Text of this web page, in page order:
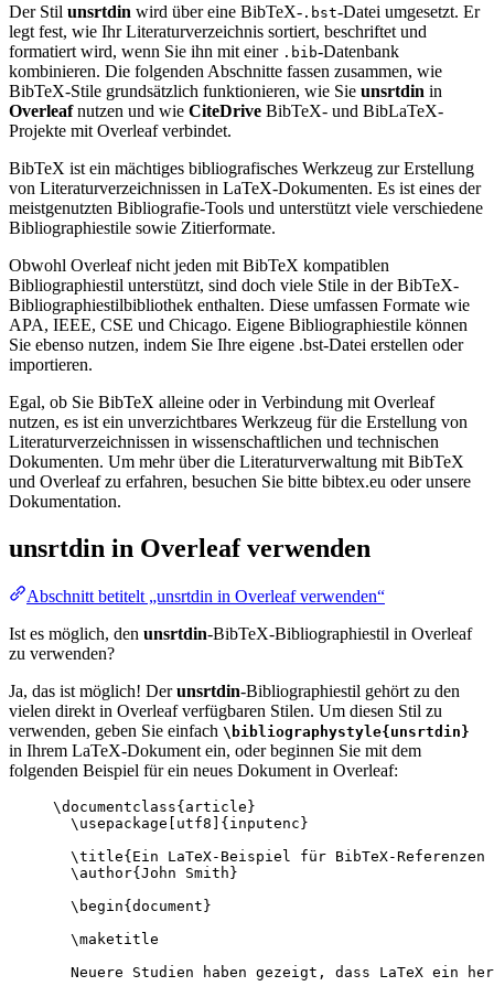
Der Stil unsrtdin wird über eine BibTeX- .bst-Datei umgesetzt. Er
legt fest, wie Ihr Literaturverzeichnis sortiert, beschriftet und
formatiert wird, wenn Sie ihn mit einer .bib-Datenbank
kombinieren. Die folgenden Abschnitte fassen zusammen, wie
BibTeX-Stile grundsätzlich funktionieren, wie Sie unsrtdin in
Overleafnutzen und wie CiteDrive BibTeX- und BibLaTeX-
Projekte mit Overleaf verbindet.
BibTeX ist ein mächtiges bibliografisches Werkzeug zur Erstellung
von Literaturverzeichnissen in LaTeX-Dokumenten. Es ist eines der
meistgenutzten Bibliografie-Tools und unterstützt viele verschiedene
Bibliographiestile sowie Zitierformate.
Obwohl Overleaf nicht jeden mit BibTeX kompatiblen
Bibliographiestil unterstützt, sind doch viele Stile in der BibTeX-
Bibliographiestilbibliothek enthalten. Diese umfassen Formate wie
APA, IEEE, CSE und Chicago. Eigene Bibliographiestile können
Sie ebenso nutzen, indem Sie Ihre eigene .bst-Datei erstellen oder
importieren.
Egal, ob Sie BibTeX alleine oder in Verbindung mit Overleaf
nutzen, es ist ein unverzichtbares Werkzeug für die Erstellung von
Literaturverzeichnissen in wissenschaftlichen und technischen
Dokumenten. Um mehr über die Literaturverwaltung mit BibTeX
und Overleaf zu erfahren, besuchen Sie bitte bibtex.eu oder unsere
Dokumentation.
unsrtdin in Overleaf verwenden
Abschnitt betitelt „unsrtdin in Overleaf verwenden“
Ist es möglich, den unsrtdin-BibTeX-Bibliographiestil in Overleaf
zu verwenden?
Ja, das ist möglich! Derunsrtdin-Bibliographiestil gehört zu den
vielen direkt in Overleaf verfügbaren Stilen. Um diesen Stil zu
verwenden, geben Sie einfach \bibliographystyle{unsrtdin}
in Ihrem LaTeX-Dokument ein, oder beginnen Sie mit dem
folgenden Beispiel für ein neues Dokument in Overleaf:
\documentclass{ article }
\usepackage
utf8 ]{ inputenc }
\title{Ein LaTeX-Beispiel für BibTeX-
\author{John Smith}
\begin{ document }
\maketitle
Neuere Studien haben gezeigt, dass LaTeX ein